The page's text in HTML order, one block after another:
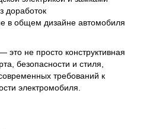
доработок
в общем дизайне автомобиля
это не просто конструктивная
безопасности и стиля,
требований к
электромобиля.